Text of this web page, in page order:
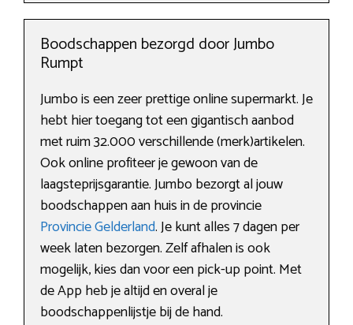
Boodschappen bezorgd door Jumbo
Rumpt
Jumbo is een zeer prettige online supermarkt. Je
hebt hier toegang tot een gigantisch aanbod
met ruim 32.000 verschillende (merk)artikelen.
Ook online profiteer je gewoon van de
laagsteprijsgarantie. Jumbo bezorgt al jouw
boodschappen aan huis in de provincie
Provincie Gelderland. Je kunt alles 7 dagen per
week laten bezorgen. Zelf afhalen is ook
mogelijk, kies dan voor een pick-up point. Met
de App heb je altijd en overal je
boodschappenlijstje bij de hand.